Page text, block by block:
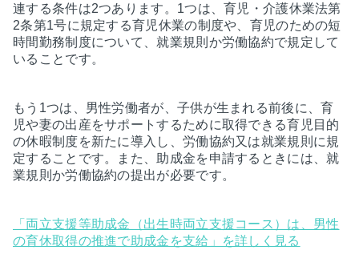
連する条件は2つあります。1つは、育児・介護休業法第
2条第1号に規定する育児休業の制度や、育児のための短
時間勤務制度について、就業規則か労働協約で規定して
いることです。
もう1つは、男性労働者が、子供が生まれる前後に、育
児や妻の出産をサポートするために取得できる育児目的
の休暇制度を新たに導入し、労働協約又は就業規則に規
定することです。また、助成金を申請するときには、就
業規則か労働協約の提出が必要です。
「両立支援等助成金（出生時両立支援コース）は、男性
の育休取得の推進で助成金を支給」を詳しく見る